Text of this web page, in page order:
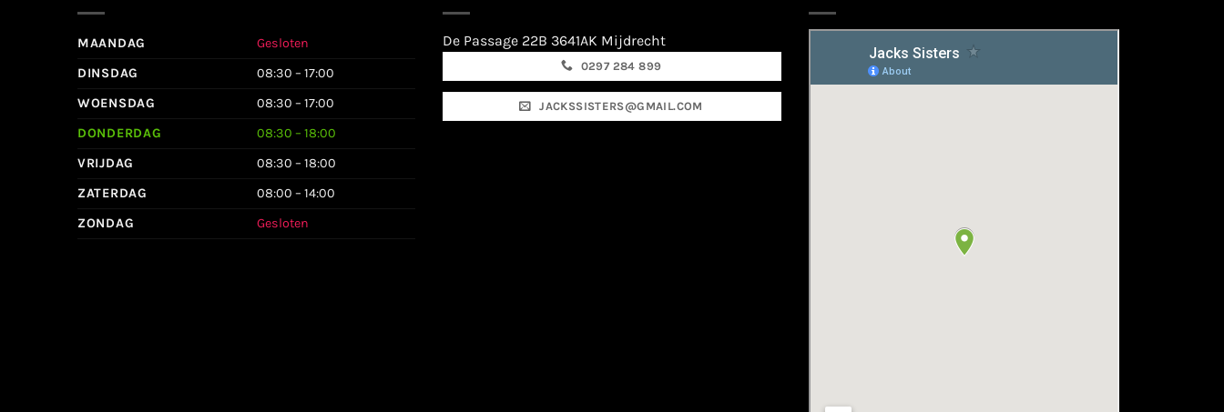
MAANDAG
Gesloten
DINSDAG
08:30 – 17:00
WOENSDAG
08:30 – 17:00
DONDERDAG
08:30 – 18:00
VRIJDAG
08:30 – 18:00
ZATERDAG
08:00 – 14:00
ZONDAG
Gesloten
De Passage 22B 3641AK Mijdrecht
0297 284 899
JACKSSISTERS@GMAIL.COM